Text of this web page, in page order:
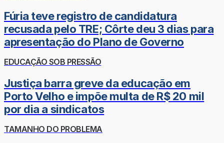
Fúria teve registro de candidatura
recusada pelo TRE; Côrte deu 3 dias para
apresentação do Plano de Governo
EDUCAÇÃO SOB PRESSÃO
Justiça barra greve da educação em
Porto Velho e impõe multa de R$ 20 mil
por dia a sindicatos
TAMANHO DO PROBLEMA